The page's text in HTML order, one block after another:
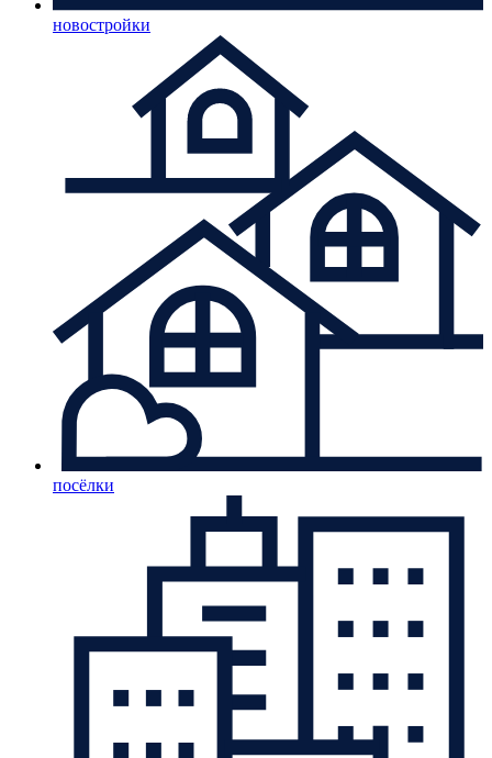
новостройки
посёлки